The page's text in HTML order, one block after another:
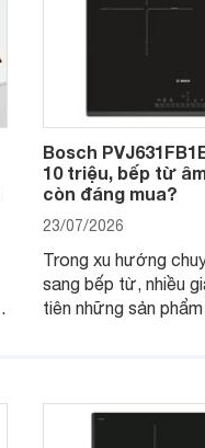
Bosch
10 triệu, bếp từ
còn đáng mua?
23/07/2026
Trong xu hướng
sang bếp từ, nhiều
tiên những sản
mẫu bếp đáp ứng